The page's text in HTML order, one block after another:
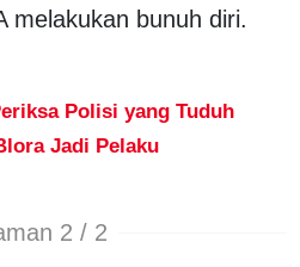
melakukan bunuh diri.
Polisi yang Tuduh
Jadi Pelaku
2 / 2